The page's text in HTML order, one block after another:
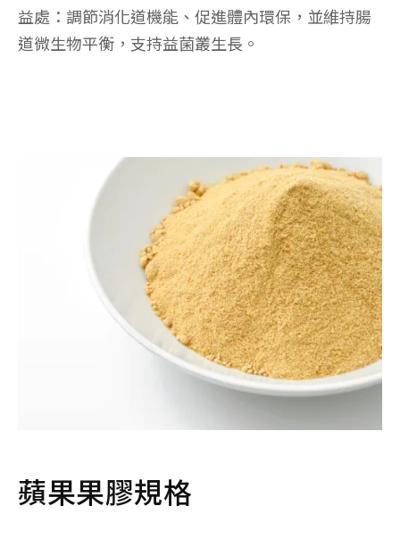
益處：調節消化道機能、促進體內環保，並維持腸
道微生物平衡，支持益菌叢生長。
蘋果果膠規格